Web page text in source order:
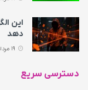
این
دهد
دسترسی سریع